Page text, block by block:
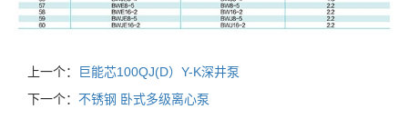
上一个：
巨能芯100QJ(D）Y-K深井泵
下一个： 不锈钢 卧式多级离心泵